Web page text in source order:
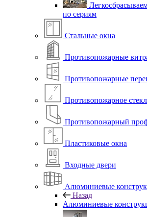
по сериям
Стальные окна
Противопожарные
Противопожарные
Противопожарное
Противопожарный
Пластиковые окна
Входные двери
Алюминиевые
Назад
Алюминиевые